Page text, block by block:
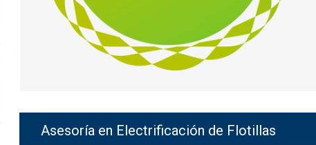
Asesoría en Electrificación de Flotillas